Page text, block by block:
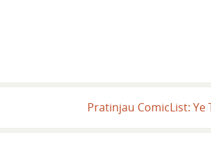
Pratinjau ComicList: Ye